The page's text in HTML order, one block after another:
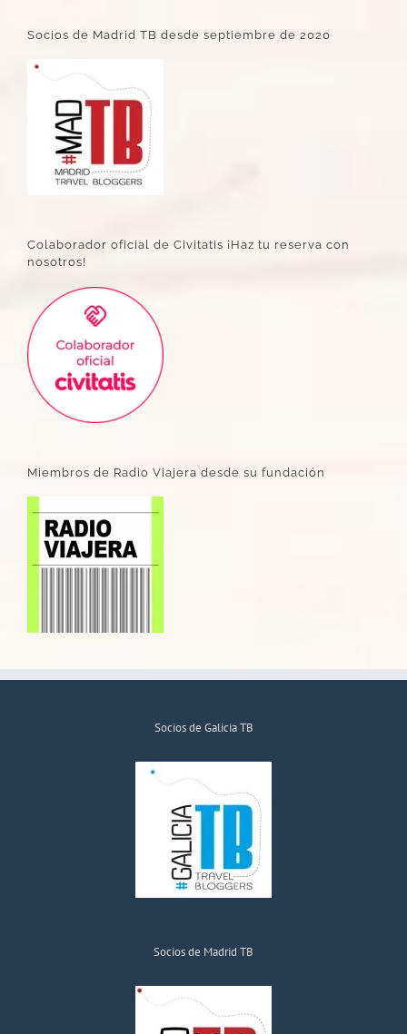
Socios de Madrid TB desde septiembre de 2020
Colaborador oficial de Civitatis ¡Haz tu reserva con
nosotros!
Miembros de Radio Viajera desde su fundación
Socios de Galicia TB
Socios de Madrid TB